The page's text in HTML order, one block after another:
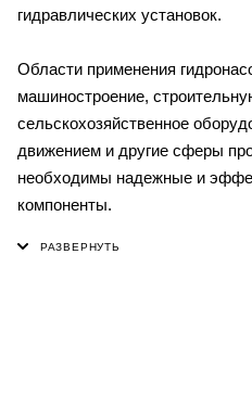
гидравлических установок.
Области применения
машиностроение,
сельскохозяйственное
движением и другие сферы
необходимы надежные и
компоненты.